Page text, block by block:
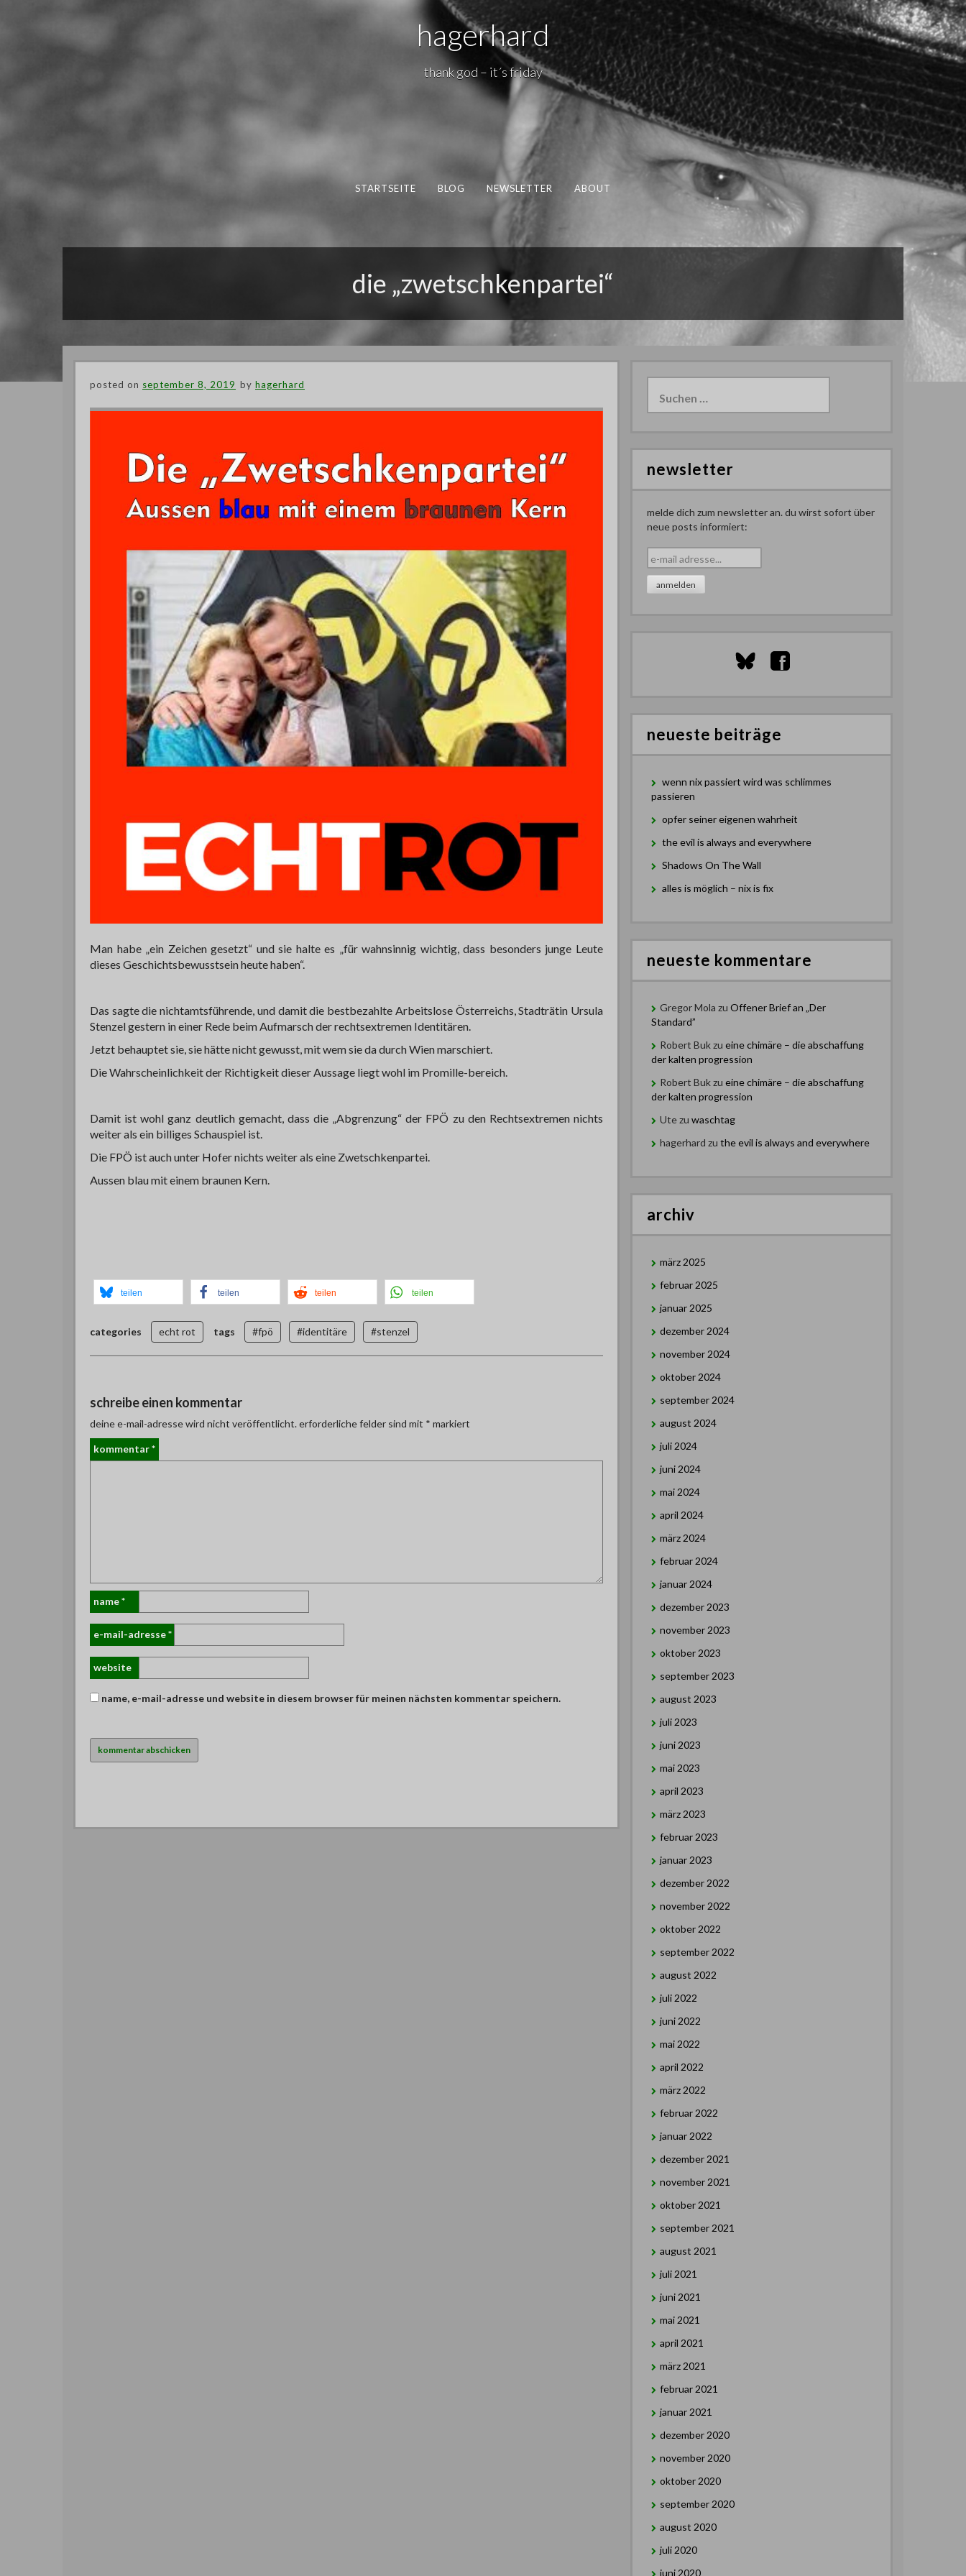
hagerhard
thank god – it´s friday
STARTSEITE BLOG NEWSLETTER ABOUT
die „zwetschkenpartei“
posted on september 8, 2019 by hagerhard
Man habe „ein Zeichen gesetzt“ und sie halte es „für wahnsinnig wichtig, dass besonders junge Leute
dieses Geschichtsbewusstsein heute haben“.
Das sagte die nichtamtsführende, und damit die bestbezahlte Arbeitslose Österreichs, Stadträtin Ursula
Stenzel gestern in einer Rede beim Aufmarsch der rechtsextremen Identitären.
Jetzt behauptet sie, sie hätte nicht gewusst, mit wem sie da durch Wien marschiert.
Die Wahrscheinlichkeit der Richtigkeit dieser Aussage liegt wohl im Promille-bereich.
Damit ist wohl ganz deutlich gemacht, dass die „Abgrenzung“ der FPÖ zu den Rechtsextremen nichts
weiter als ein billiges Schauspiel ist.
Die FPÖ ist auch unter Hofer nichts weiter als eine Zwetschkenpartei.
Aussen blau mit einem braunen Kern.
teilen teilen teilen teilen
categories echt rot tags #fpö #identitäre #stenzel
schreibe einen kommentar
deine e-mail-adresse wird nicht veröffentlicht.erforderliche felder sind mit * markiert
kommentar*
name*
e-mail-adresse*
website
name, e-mail-adresse und website in diesem browser für meinen nächsten kommentar speichern.
newsletter
melde dich zum newsletter an. du wirst sofort über
neue posts informiert:
neueste beiträge
wenn nix passiert wird was schlimmes
passieren
opfer seiner eigenen wahrheit
the evil is always and everywhere
Shadows On The Wall
alles is möglich – nix is fix
neueste kommentare
Gregor Mola zu Offener Brief an „Der
Standard”
Robert Bukzu eine chimäre – die abschaffung
der kalten progression
Robert Bukzu eine chimäre – die abschaffung
der kalten progression
Utezu waschtag
hagerhard zu the evil is always and everywhere
archiv
märz 2025
februar 2025
januar 2025
dezember 2024
november 2024
oktober 2024
september 2024
august 2024
juli 2024
juni 2024
mai 2024
april 2024
märz 2024
februar 2024
januar 2024
dezember 2023
november 2023
oktober 2023
september 2023
august 2023
juli 2023
juni 2023
mai 2023
april 2023
märz 2023
februar 2023
januar 2023
dezember 2022
november 2022
oktober 2022
september 2022
august 2022
juli 2022
juni 2022
mai 2022
april 2022
märz 2022
februar 2022
januar 2022
dezember 2021
november 2021
oktober 2021
september 2021
august 2021
juli 2021
juni 2021
mai 2021
april 2021
märz 2021
februar 2021
januar 2021
dezember 2020
november 2020
oktober 2020
september 2020
august 2020
juli 2020
juni 2020